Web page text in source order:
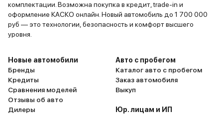
комплектации. Возможна покупка в кредит, trade-in и
оформление КАСКО онлайн. Новый автомобиль до 1 700 000
руб — это технологии, безопасность и комфорт высшего
уровня.
Новые автомобили
Бренды
Кредиты
Сравнения моделей
Отзывы об авто
Дилеры
Авто с пробегом
Каталог авто с пробегом
Заказ автомобиля
Выкуп
Юр. лицам и ИП